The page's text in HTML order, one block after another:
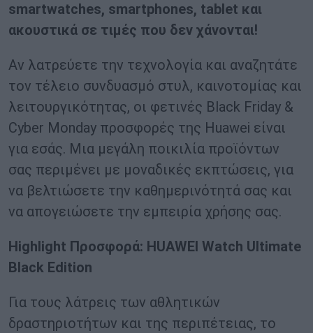
smartwatches, smartphones, tablet και
ακουστικά σε τιμές που δεν χάνονται!
Αν λατρεύετε την τεχνολογία και αναζητάτε
τον τέλειο συνδυασμό στυλ, καινοτομίας και
λειτουργικότητας, οι φετινές Black Friday &
Cyber Monday προσφορές της Huawei είναι
για εσάς. Μια μεγάλη ποικιλία προϊόντων
σας περιμένει με μοναδικές εκπτώσεις, για
να βελτιώσετε την καθημερινότητά σας και
να απογειώσετε την εμπειρία χρήσης σας.
Highlight Προσφορά: HUAWEI Watch Ultimate
Black Edition
Για τους λάτρεις των αθλητικών
δραστηριοτήτων και της περιπέτειας, το